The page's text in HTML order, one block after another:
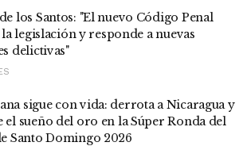
los Santos: "El nuevo Código Penal
legislación y responde a nuevas
delictivas"
sigue con vida: derrota a Nicaragua y
el sueño del oro en la Súper Ronda del
Santo Domingo 2026